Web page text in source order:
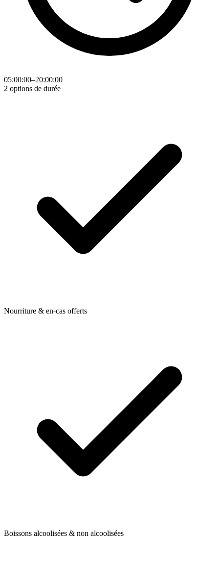
05:00:00–20:00:00
2 options de durée
Nourriture & en-cas offerts
Boissons alcoolisées & non alcoolisées